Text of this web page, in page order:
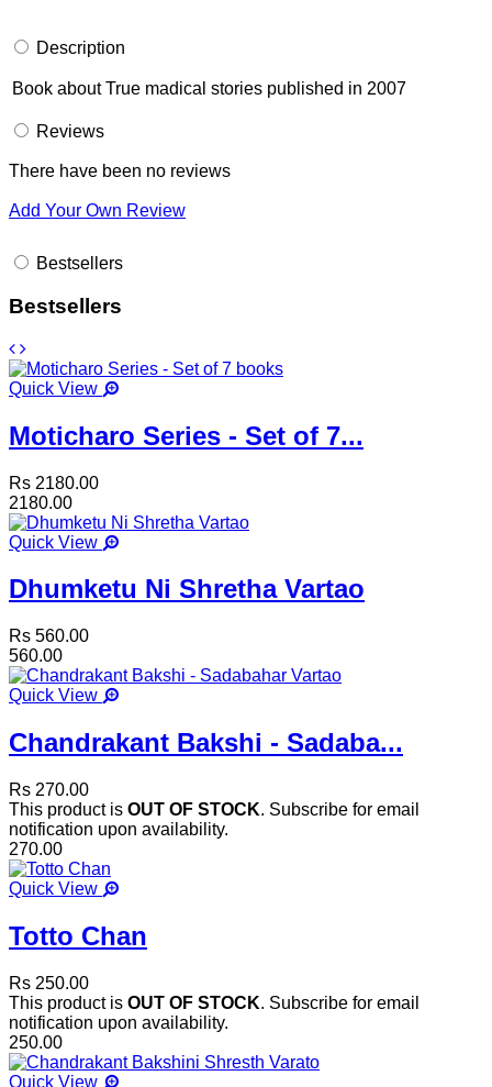
Description
Book about True madical stories published in 2007
Reviews
There have been no reviews
Add Your Own Review
Bestsellers
Bestsellers
Quick View
Moticharo Series - Set of 7...
Rs 2180.00
2180.00
Quick View
Dhumketu Ni Shretha Vartao
Rs 560.00
560.00
Quick View
Chandrakant Bakshi - Sadaba...
Rs 270.00
This product is OUT OF STOCK. Subscribe for email
notification upon availability.
270.00
Quick View
Totto Chan
Rs 250.00
This product is OUT OF STOCK. Subscribe for email
notification upon availability.
250.00
Quick View